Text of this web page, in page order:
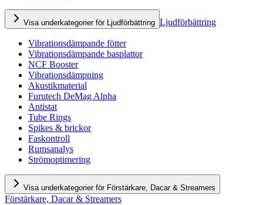
Visa underkategorier för Ljudförbättring Ljudförbättring
Vibrationsdämpande fötter
Vibrationsdämpande basplattor
NCF Booster
Vibrationsdämpning
Akustikmaterial
Furutech DeMag Alpha
Antistat
Tube Rings
Spikes & brickor
Faskontroll
Rumsanalys
Strömoptimering
Visa underkategorier för Förstärkare, Dacar & Streamers
Förstärkare, Dacar & Streamers